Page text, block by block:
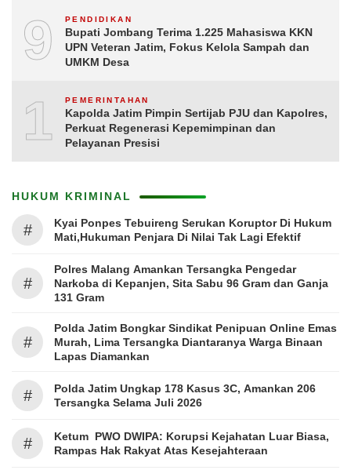
9 PENDIDIKAN
Bupati Jombang Terima 1.225 Mahasiswa KKN
UPN Veteran Jatim, Fokus Kelola Sampah dan
UMKM Desa
10PEMERINTAHAN
Kapolda Jatim Pimpin Sertijab PJU dan Kapolres,
Perkuat Regenerasi Kepemimpinan dan
Pelayanan Presisi
HUKUM KRIMINAL
#
Kyai Ponpes Tebuireng Serukan Koruptor Di Hukum
Mati,Hukuman Penjara Di Nilai Tak Lagi Efektif
#
Polres Malang Amankan Tersangka Pengedar
Narkoba di Kepanjen, Sita Sabu 96 Gram dan Ganja
131 Gram
#
Polda Jatim Bongkar Sindikat Penipuan Online Emas
Murah, Lima Tersangka Diantaranya Warga Binaan
Lapas Diamankan
#
Polda Jatim Ungkap 178 Kasus 3C, Amankan 206
Tersangka Selama Juli 2026
#
Ketum PWO DWIPA: Korupsi Kejahatan Luar Biasa,
Rampas Hak Rakyat Atas Kesejahteraan